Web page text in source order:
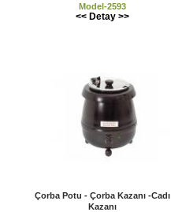
Model-2593
<< Detay >>
Çorba Potu - Çorba Kazanı -Cadı
Kazanı